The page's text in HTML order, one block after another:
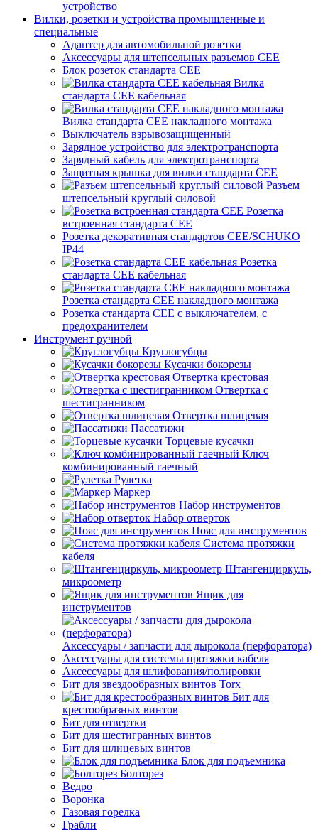
устройство
Вилки, розетки и устройства промышленные и
специальные
Адаптер для автомобильной розетки
Аксессуары для штепсельных разъемов CEE
Блок розеток стандарта CEE
Вилка
стандарта CEE кабельная
Вилка стандарта CEE накладного монтажа
Выключатель взрывозащищенный
Зарядное устройство для электротранспорта
Зарядный кабель для электротранспорта
Защитная крышка для вилки стандарта CEE
Разъем
штепсельный круглый силовой
Розетка
встроенная стандарта CEE
Розетка декоративная стандартов CEE/SCHUKO
IP44
Розетка
стандарта СЕЕ кабельная
Розетка стандарта СЕЕ накладного монтажа
Розетка стандарта СЕЕ с выключателем, с
предохранителем
Инструмент ручной
Круглогубцы
Кусачки бокорезы
Отвертка крестовая
Отвертка с
шестигранником
Отвертка шлицевая
Пассатижи
Торцевые кусачки
Ключ
комбинированный гаечный
Рулетка
Маркер
Набор инструментов
Набор отверток
Пояс для инструментов
Система протяжки
кабеля
Штангенциркуль,
микроометр
Ящик для
инструментов
Аксессуары / запчасти для дырокола (перфоратора)
Аксессуары для системы протяжки кабеля
Аксессуары для шлифования/полировки
Бит для звездообразных винтов Torx
Бит для
крестообразных винтов
Бит для отвертки
Бит для шестигранных винтов
Бит для шлицевых винтов
Блок для подъемника
Болторез
Ведро
Воронка
Газовая горелка
Грабли